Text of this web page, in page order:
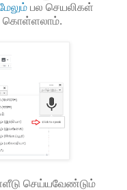
பல செயலிகள்
கொள்ளலாம்.
செய்யவேண்டும்